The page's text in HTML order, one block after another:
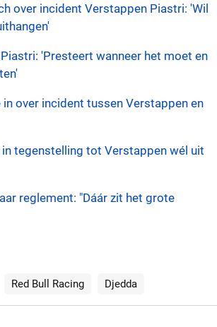
over incident Verstappen Piastri: 'Wil
'Presteert wanneer het moet en
over incident tussen Verstappen en
tegenstelling tot Verstappen wél uit
reglement: "Dáár zit het grote
Red Bull Racing Djedda